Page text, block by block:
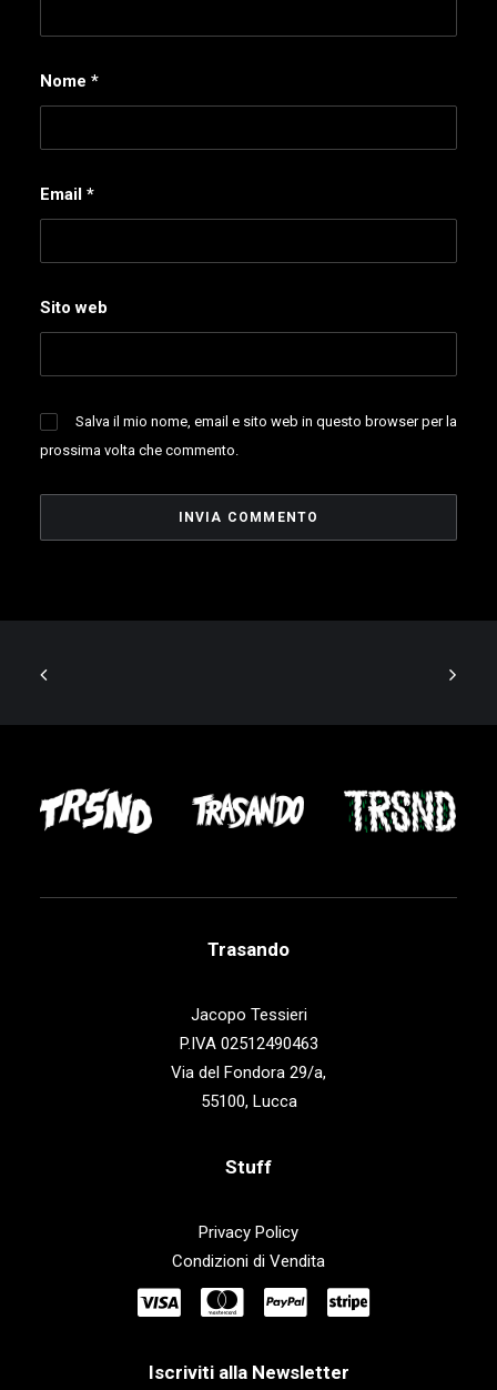
Nome *
Email *
Sito web
Salva il mio nome, email e sito web in questo browser per la
prossima volta che commento.
Trasando
Jacopo Tessieri
P.IVA 02512490463
Via del Fondora 29/a,
55100, Lucca
Stuff
Privacy Policy
Condizioni di Vendita
Iscriviti alla Newsletter